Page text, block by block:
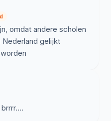
omdat andere scholen
Nederland gelijkt